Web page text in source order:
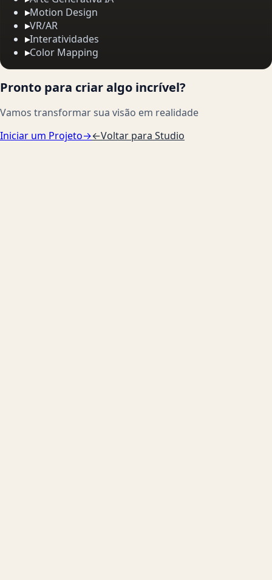
▸Motion Design
▸VR/AR
▸Interatividades
▸Color Mapping
Pronto para criar algo incrível?
Vamos transformar sua visão em realidade
Iniciar um Projeto→←Voltar para Studio